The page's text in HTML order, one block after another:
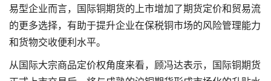
易型企业而言，国际铜期货的上市增加了期货定价和贸易流
的更多选择，有助于提升企业在保税铜市场的风险管理能力
和货物交收便利水平。
从国际大宗商品定价权角度来看，顾冯达表示，国际铜期货